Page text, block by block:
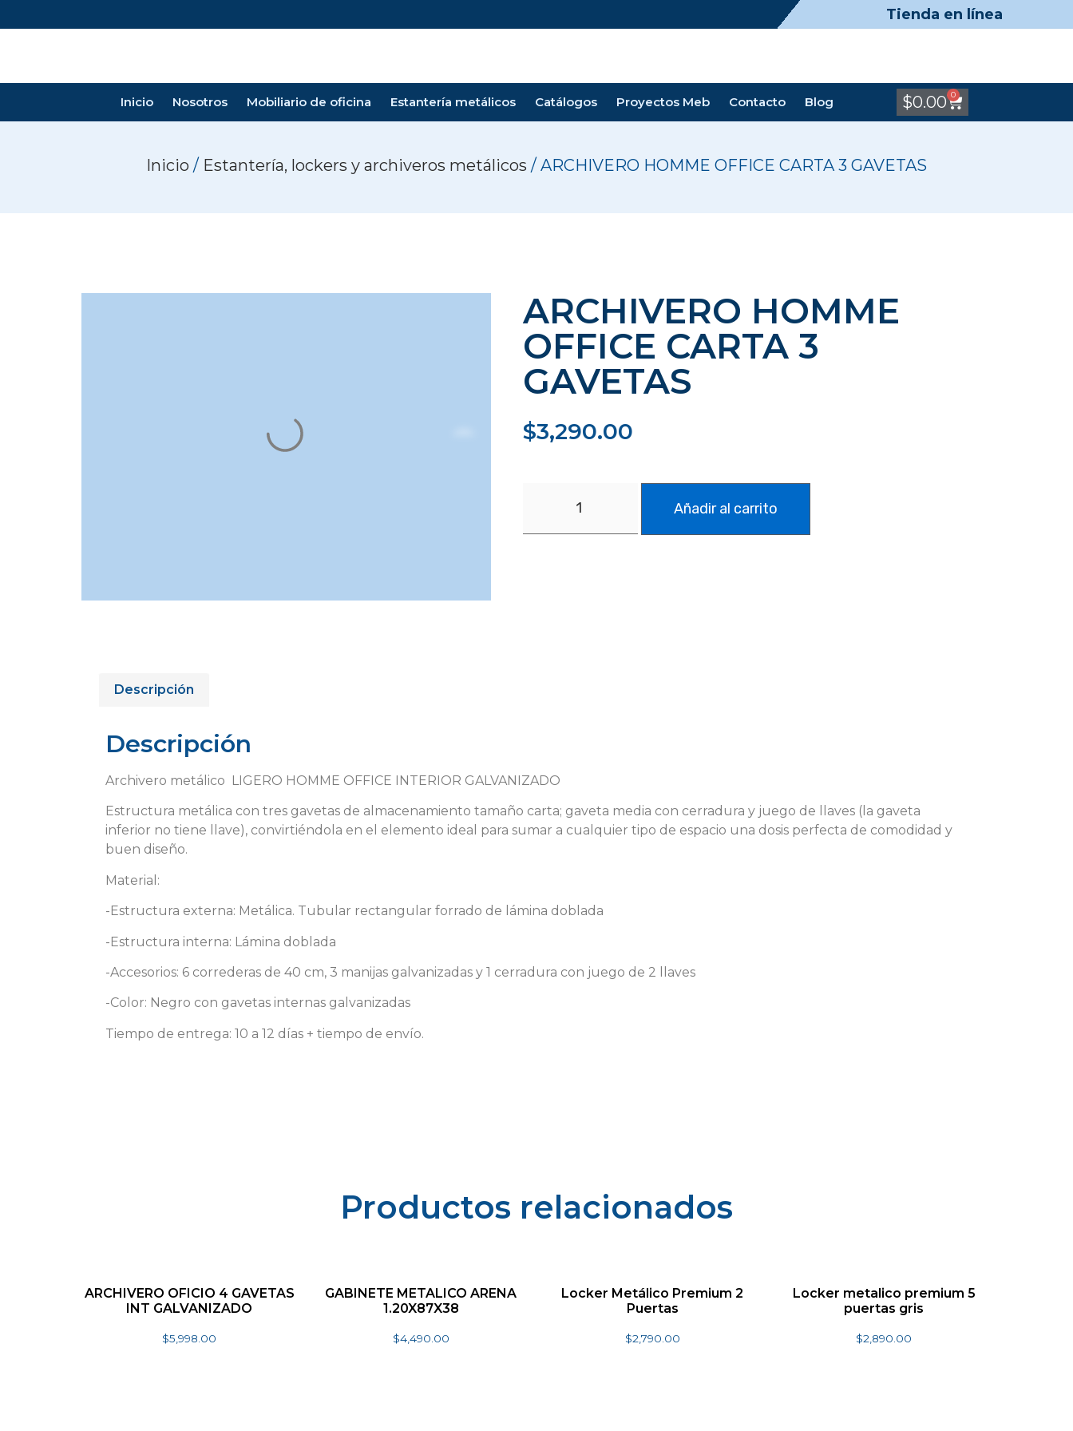
Tienda en línea
Inicio Nosotros Mobiliario de oficina Estantería metálicos Catálogos Proyectos Meb Contacto Blog $0.00 0
Inicio / Estantería, lockers y archiveros metálicos / ARCHIVERO HOMME OFFICE CARTA 3 GAVETAS
ARCHIVERO HOMME
OFFICE CARTA 3
GAVETAS
$3,290.00
Añadir al carrito
Descripción
Descripción
Archivero metálico LIGERO HOMME OFFICE INTERIOR GALVANIZADO
Estructura metálica con tres gavetas de almacenamiento tamaño carta; gaveta media con cerradura y juego de llaves (la gaveta
inferior no tiene llave), convirtiéndola en el elemento ideal para sumar a cualquier tipo de espacio una dosis perfecta de comodidad y
buen diseño.
Material:
-Estructura externa: Metálica. Tubular rectangular forrado de lámina doblada
-Estructura interna: Lámina doblada
-Accesorios: 6 correderas de 40 cm, 3 manijas galvanizadas y 1 cerradura con juego de 2 llaves
-Color: Negro con gavetas internas galvanizadas
Tiempo de entrega: 10 a 12 días + tiempo de envío.
Productos relacionados
ARCHIVERO OFICIO 4 GAVETAS
INT GALVANIZADO
$5,998.00
GABINETE METALICO ARENA
1.20X87X38
$4,490.00
Locker Metálico Premium 2
Puertas
$2,790.00
Locker metalico premium 5
puertas gris
$2,890.00